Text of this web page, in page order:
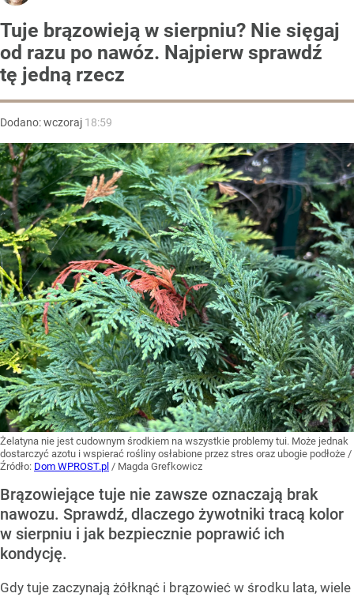
Tuje brązowieją w sierpniu? Nie sięgaj
od razu po nawóz. Najpierw sprawdź
tę jedną rzecz
Dodano:wczoraj 18:59
Żelatyna nie jest cudownym środkiem na wszystkie problemy tui. Może jednak
dostarczyć azotu i wspierać rośliny osłabione przez stres oraz ubogie podłoże /
Źródło: Dom WPROST.pl / Magda Grefkowicz
Brązowiejące tuje nie zawsze oznaczają brak
nawozu. Sprawdź, dlaczego żywotniki tracą kolor
w sierpniu i jak bezpiecznie poprawić ich
kondycję.
Gdy tuje zaczynają żółknąć i brązowieć w środku lata, wiele